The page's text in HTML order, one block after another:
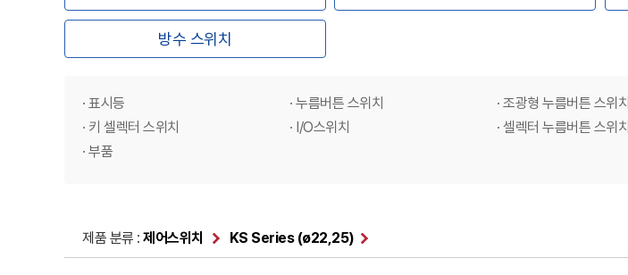
방수 스위치
· 표시등 · 누름버튼 스위치 · 조광형 누름버튼 스위치
· 키 셀렉터 스위치
· I/O스위치 · 셀렉터 누름버튼 스위치
· 부품
제품 분류 : 제어스위치 KS Series (ø22,25)